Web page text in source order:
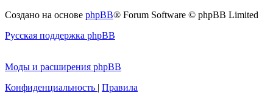
Создано на основе phpBB® Forum Software © phpBB Limited
Русская поддержка phpBB
Моды и расширения phpBB
Конфиденциальность | Правила